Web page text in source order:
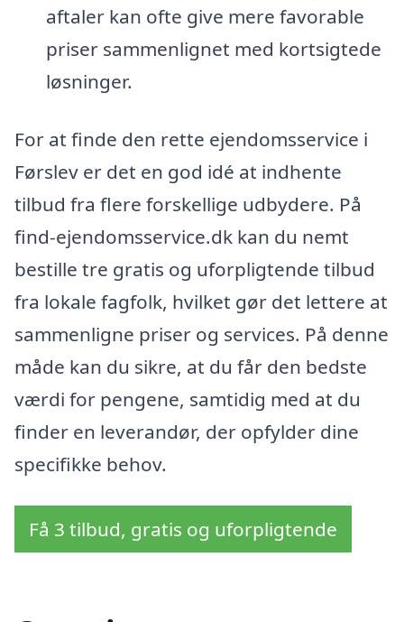
aftaler kan ofte give mere favorable
priser sammenlignet med kortsigtede
løsninger.
For at finde den rette ejendomsservice i
Førslev er det en god idé at indhente
tilbud fra flere forskellige udbydere. På
find-ejendomsservice.dk kan du nemt
bestille tre gratis og uforpligtende tilbud
fra lokale fagfolk, hvilket gør det lettere at
sammenligne priser og services. På denne
måde kan du sikre, at du får den bedste
værdi for pengene, samtidig med at du
finder en leverandør, der opfylder dine
specifikke behov.
Få 3 tilbud, gratis og uforpligtende